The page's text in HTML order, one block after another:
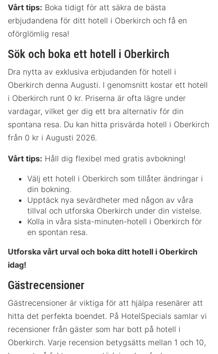
Vårt tips: Boka tidigt för att säkra de bästa
erbjudandena för ditt hotell i Oberkirch och få en
oförglömlig resa!
Sök och boka ett hotell i Oberkirch
Dra nytta av exklusiva erbjudanden för hotell i
Oberkirch denna Augusti. I genomsnitt kostar ett hotell
i Oberkirch runt 0 kr. Priserna är ofta lägre under
vardagar, vilket ger dig ett bra alternativ för din
spontana resa. Du kan hitta prisvärda hotell i Oberkirch
från 0 kr i Augusti 2026.
Vårt tips: Håll dig flexibel med gratis avbokning!
Välj ett hotell i Oberkirch som tillåter ändringar i
din bokning.
Upptäck nya sevärdheter med någon av våra
tillval och utforska Oberkirch under din vistelse.
Kolla in våra sista-minuten-hotell i Oberkirch för
en spontan resa.
Utforska vårt urval och boka ditt hotell i Oberkirch
idag!
Gästrecensioner
Gästrecensioner är viktiga för att hjälpa resenärer att
hitta det perfekta boendet. På HotelSpecials samlar vi
recensioner från gäster som har bott på hotell i
Oberkirch. Varje recension betygsätts mellan 1 och 10,